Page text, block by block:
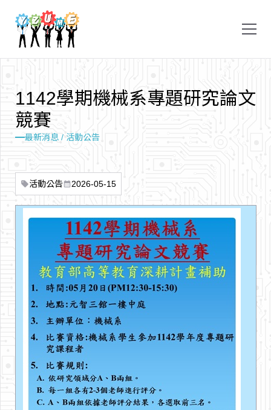
最新消息 / 活動公告
1142學期機械系專題研究論文
競賽
sell活動公告calendar_month 2026-05-15